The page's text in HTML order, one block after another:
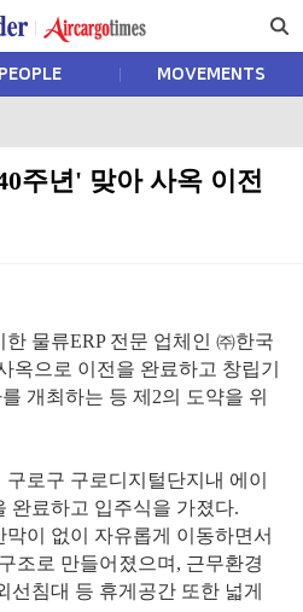
PEOPLE MOVEMENTS
주년' 맞아 사옥 이전
물류ERP 전문 업체인 ㈜한국
옥으로 이전을 완료하고 창립기
개최하는 등 제2의 도약을 위
로구 구로디지털단지내 에이
완료하고 입주식을 가졌다.
이 없이 자유롭게 이동하면서
조로 만들어졌으며, 근무환경
선침대 등 휴게공간 또한 넓게